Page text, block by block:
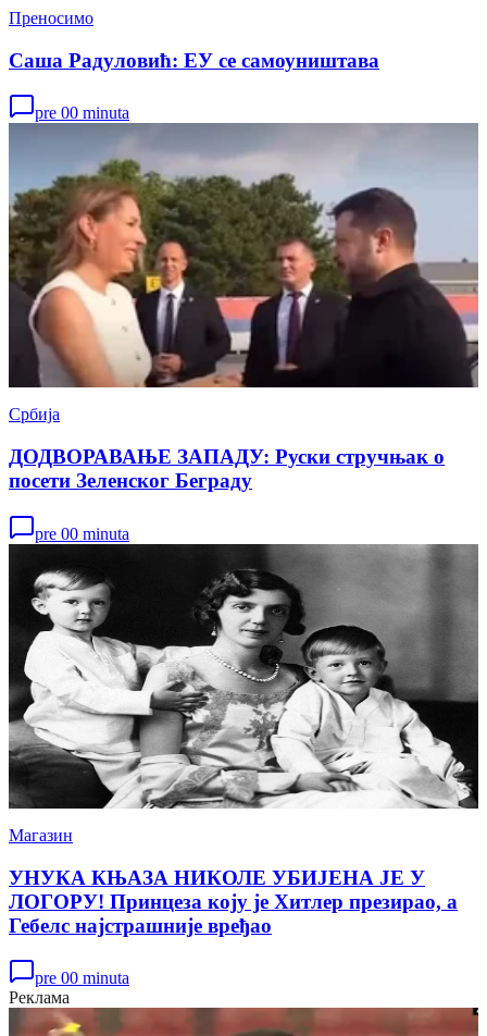
Преносимо
Саша Радуловић: ЕУ се самоуништава
pre 00 minuta
Србија
ДОДВОРАВАЊЕ ЗАПАДУ: Руски стручњак о
посети Зеленског Беграду
pre 00 minuta
Магазин
УНУКА КЊАЗА НИКОЛЕ УБИЈЕНА ЈЕ У
ЛОГОРУ! Принцеза коју је Хитлер презирао, а
Гебелс најстрашније вређао
pre 00 minuta
Реклама